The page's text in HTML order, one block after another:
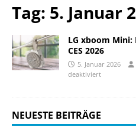
Tag: 5. Januar
LG xboom
CES 2026
5. Januar 2026
deaktiviert
NEUESTE BEITRÄGE